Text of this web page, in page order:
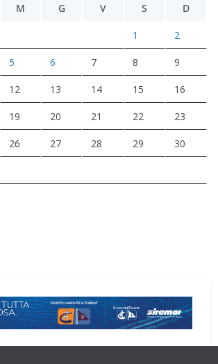
M G V S D
1 2
5 6 7 8 9
12 13 14 15 16
19 20 21 22 23
26 27 28 29 30